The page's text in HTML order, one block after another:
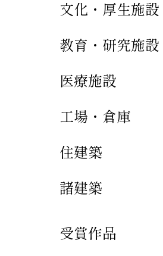
文化・厚生施設
教育・研究施設
医療施設
工場・倉庫
住建築
諸建築
受賞作品